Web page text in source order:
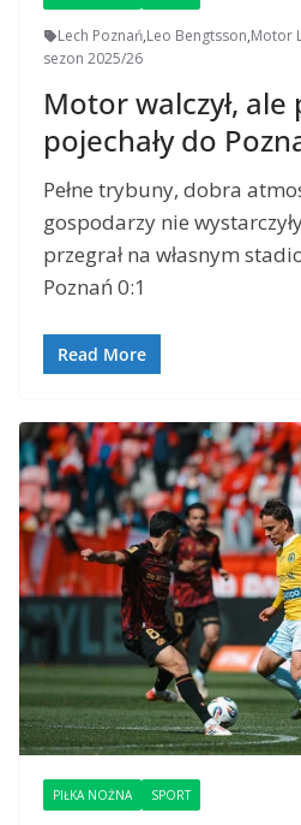
Lech Poznań,Leo Bengtsson,Motor
sezon 2025/26
Motor walczył,
pojechały do
Pełne trybuny, dobra
gospodarzy nie
przegrał na własnym
Poznań 0:1
Read More
PIŁKA NOŻNA SPORT